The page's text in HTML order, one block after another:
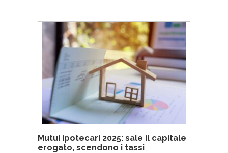
Mutui ipotecari 2025: sale il capitale
erogato, scendono i tassi